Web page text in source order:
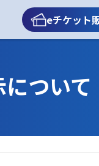
eチケット
ついて